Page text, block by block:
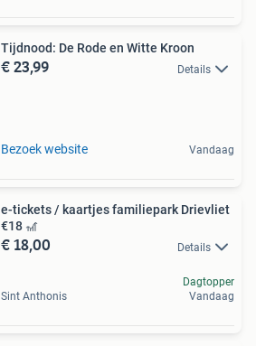
Tijdnood: De Rode en Witte Kroon
€ 23,99 Details
Bezoek website Vandaag
e-tickets / kaartjes familiepark Drievliet
€18 🎢
€ 18,00 Details
Sint Anthonis
Dagtopper
Vandaag